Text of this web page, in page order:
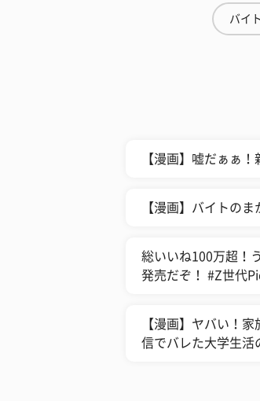
バイ
【漫画】嘘だぁぁ
【漫画】バイトの
総いいね100万超！
発売だぞ！ #Z世代
【漫画】ヤバい！
信でバレた大学生活